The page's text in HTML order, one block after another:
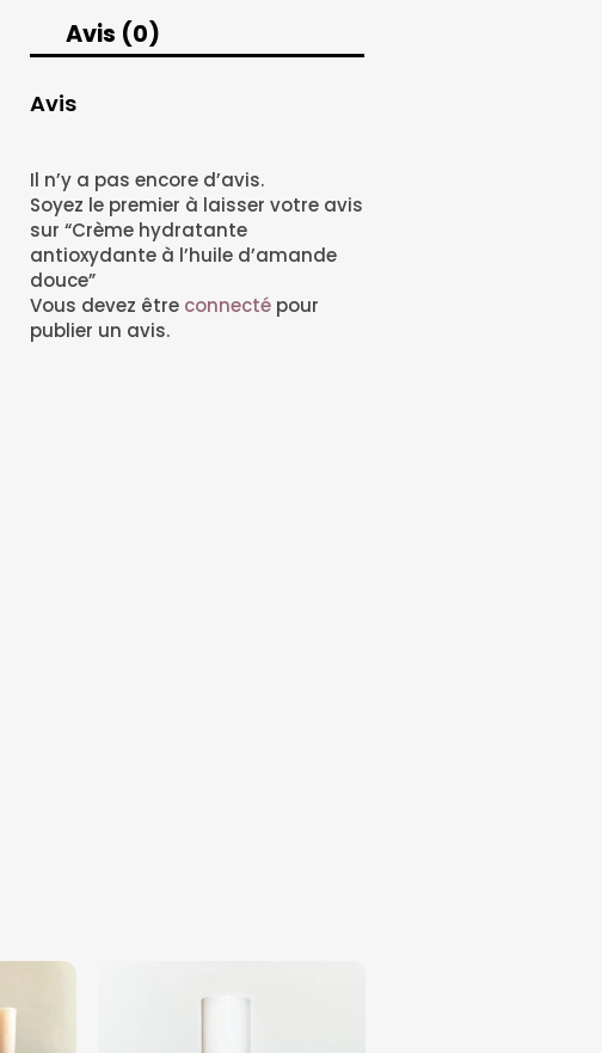
Avis (0)
Avis
Il n’y a pas encore d’avis.
Soyez le premier à laisser votre avis
sur “Crème hydratante
antioxydante à l’huile d’amande
douce”
Vous devez être connectépour
publier un avis.